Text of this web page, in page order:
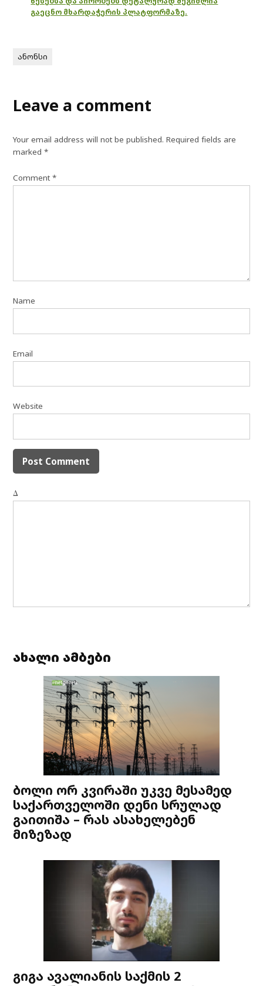
გაეცნო მხარდაჭერის პლატფორმაზე.
ანონსი
Leave a comment
Your email address will not be published. Required fields are
marked*
Comment*
Name
Email
Website
Δ
ახალი ამბები
ბოლი ორ კვირაში უკვე მესამედ
საქართველოში დენი სრულად
გაითიშა – რას ასახელებენ
მიზეზად
გიგა ავალიანის საქმის 2